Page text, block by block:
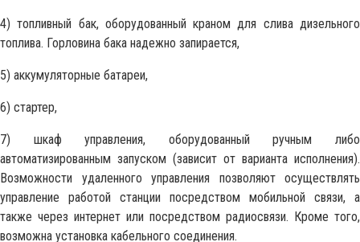
4) топливный бак, оборудованный краном для слива дизельного
топлива. Горловина бака надежно запирается,
5) аккумуляторные батареи,
6) стартер,
7) шкаф управления, оборудованный ручным либо
автоматизированным запуском (зависит от варианта исполнения).
Возможности удаленного управления позволяют осуществлять
управление работой станции посредством мобильной связи, а
также через интернет или посредством радиосвязи. Кроме того,
возможна установка кабельного соединения.